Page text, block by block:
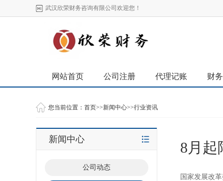
武汉欣荣财务咨询有限公司欢迎您！
网站首页 公司注册 代理记账 财
您当前位置： 首页>>新闻中心>>行业资讯
新闻中心
公司动态
8月起
国家发展改